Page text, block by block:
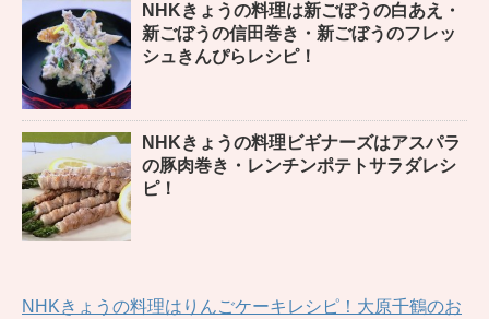
NHKきょうの料理は新ごぼうの白あえ・
新ごぼうの信田巻き・新ごぼうのフレッ
シュきんぴらレシピ！
NHKきょうの料理ビギナーズはアスパラ
の豚肉巻き・レンチンポテトサラダレシ
ピ！
NHKきょうの料理はりんごケーキレシピ！大原千鶴のお